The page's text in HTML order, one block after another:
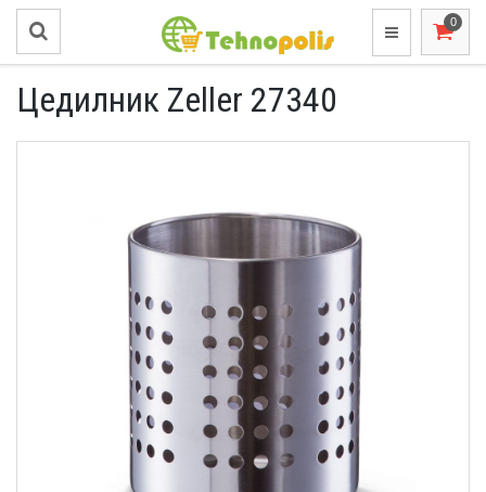
Цедилник Zeller 27340